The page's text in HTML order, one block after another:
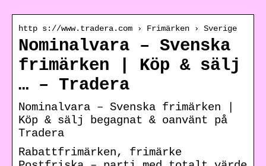
http s://www.tradera.com › Frimärken › Sverige
Nominalvara – Svenska
frimärken | Köp & sälj
… – Tradera
Nominalvara – Svenska frimärken |
Köp & sälj begagnat & oanvänt på
Tradera
Rabattfrimärken, frimärke